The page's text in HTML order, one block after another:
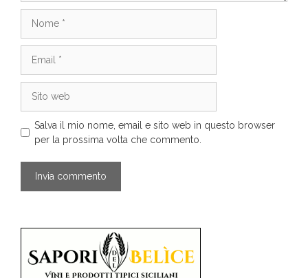
web
Salva il mio nome, email e sito web in questo browser
per la prossima volta che commento.